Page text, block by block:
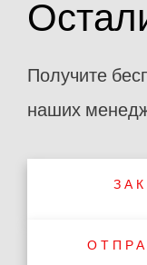
Получите
наших